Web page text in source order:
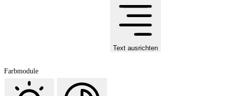
Text ausrichten
Farbmodule